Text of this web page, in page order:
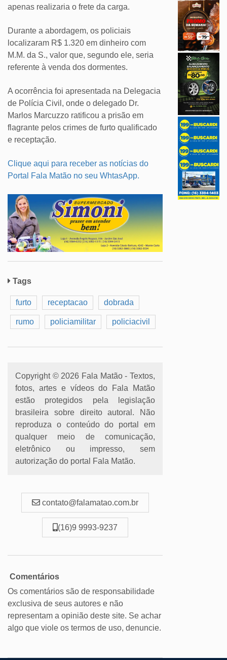
apenas realizaria o frete da carga.
Durante a abordagem, os policiais
localizaram R$ 1.320 em dinheiro com
M.M. da S., valor que, segundo ele, seria
referente à venda dos dormentes.
A ocorrência foi apresentada na Delegacia
de Polícia Civil, onde o delegado Dr.
Marlos Marcuzzo ratificou a prisão em
flagrante pelos crimes de furto qualificado
e receptação.
Clique aqui para receber as notícias do
Portal Fala Matão no seu WhtasApp.
Tags
furto receptacao dobrada
rumo policiamilitar policiacivil
Copyright © 2026 Fala Matão - Textos,
fotos, artes e vídeos do Fala Matão
estão protegidos pela legislação
brasileira sobre direito autoral. Não
reproduza o conteúdo do portal em
qualquer meio de comunicação,
eletrônico ou impresso, sem
autorização do portal Fala Matão.
contato@falamatao.com.br
(16)9 9993-9237
Comentários
Os comentários são de responsabilidade
exclusiva de seus autores e não
representam a opinião deste site. Se achar
algo que viole os termos de uso, denuncie.